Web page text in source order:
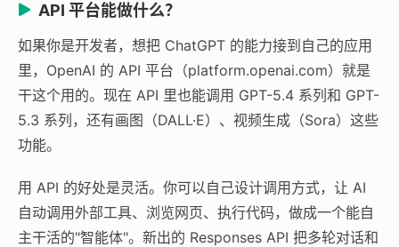
API 平台能做什么？
如果你是开发者，想把 ChatGPT 的能力接到自己的应用
里，OpenAI 的 API 平台（platform.openai.com）就是
干这个用的。现在 API 里也能调用 GPT-5.4 系列和 GPT-
5.3 系列，还有画图（DALL·E）、视频生成（Sora）这些
功能。
用 API 的好处是灵活。你可以自己设计调用方式，让 AI
自动调用外部工具、浏览网页、执行代码，做成一个能自
主干活的"智能体"。新出的 Responses API 把多轮对话和